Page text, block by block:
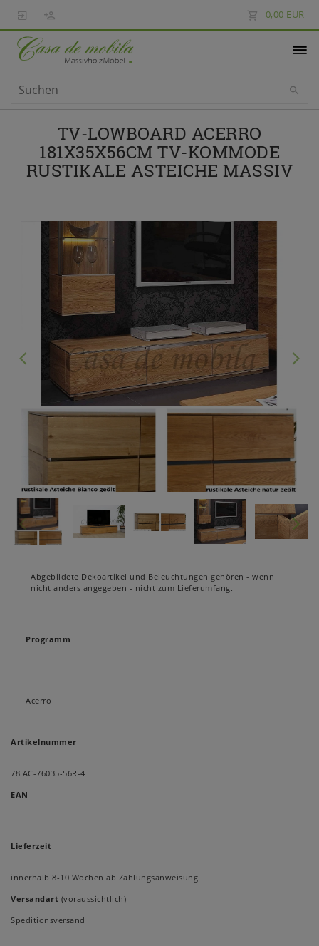
0,00 EUR
TV-LOWBOARD ACERRO
181X35X56CM TV-KOMMODE
RUSTIKALE ASTEICHE MASSIV
Abgebildete Dekoartikel und Beleuchtungen gehören - wenn
nicht anders angegeben - nicht zum Lieferumfang.
Programm
Acerro
Artikelnummer
78.AC-76035-56R-4
EAN
Lieferzeit
innerhalb 8-10 Wochen ab Zahlungsanweisung
Versandart (voraussichtlich)
Speditionsversand